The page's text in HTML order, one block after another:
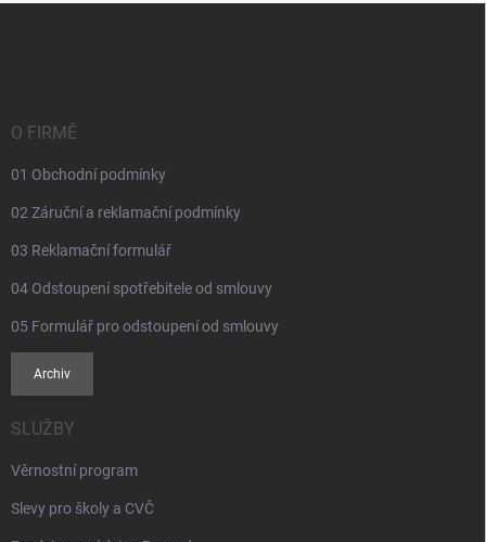
O FIRMĚ
01 Obchodní podmínky
02 Záruční a reklamační podmínky
03 Reklamační formulář
04 Odstoupení spotřebitele od smlouvy
05 Formulář pro odstoupení od smlouvy
Archiv
SLUŽBY
Věrnostní program
Slevy pro školy a CVČ